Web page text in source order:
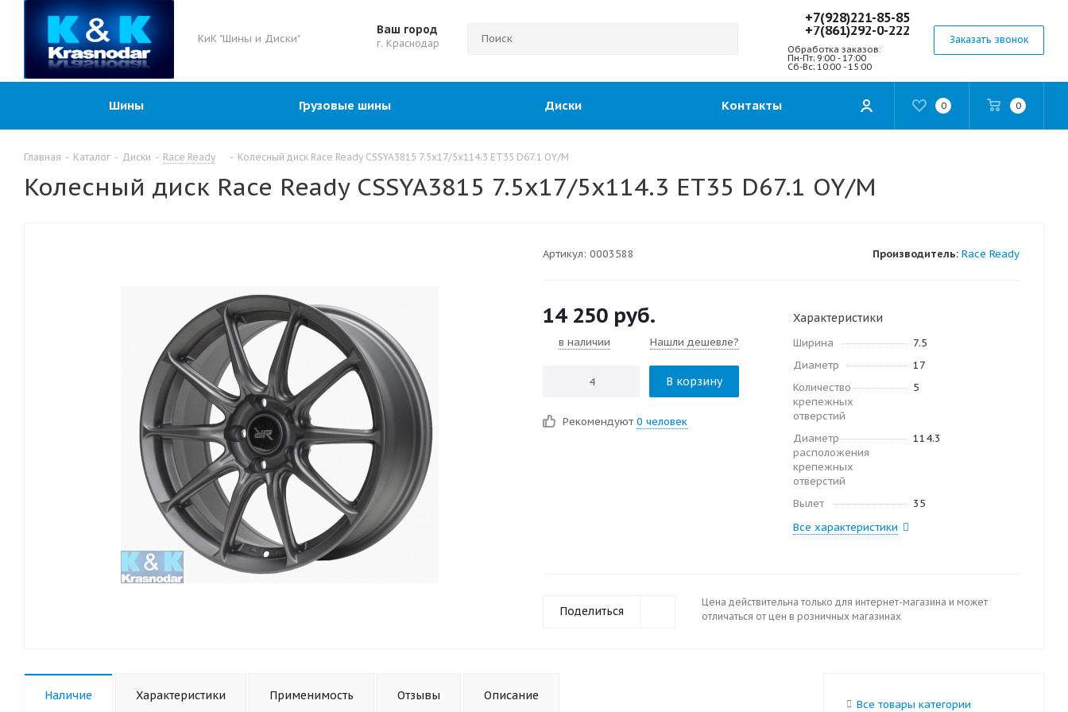
КиК "Шины и Диски"
Ваш город
г. Краснодар
+7(928)221-85-85
+7(861)292-0-222
Обработка заказов:
Пн-Пт; 9:00 - 17:00
Сб-Вс; 10:00 - 15:00
Заказать звонок
0 0
Шины Грузовые шины Диски Контакты
Главная - Каталог - Диски - Race Ready - Колесный диск Race Ready CSSYA3815 7.5x17/5x114.3 ET35 D67.1 OY/M
Колесный диск Race Ready CSSYA3815 7.5x17/5x114.3 ET35 D67.1 OY/M
Артикул: 0003588 Производитель: Race Ready
14 250 руб.
в наличии Нашли дешевле?
В корзину
Рекомендуют 0 человек
Характеристики
Ширина
7.5
Диаметр
17
Количество
крепежных
отверстий
5
Диаметр
расположения
крепежных
отверстий
114.3
Вылет
35
Все характеристики
Поделиться
Цена действительна только для интернет-магазина и может
отличаться от цен в розничных магазинах
Наличие Характеристики Применимость Отзывы Описание
Все товары категории